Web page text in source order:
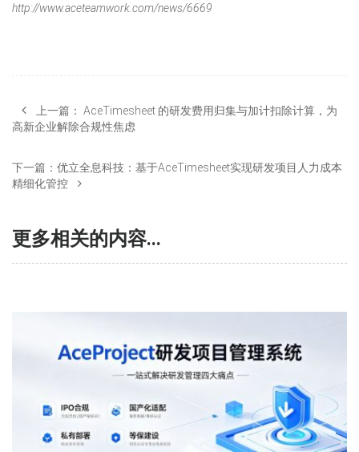
http://www.aceteamwork.com/news/6669
上一篇： AceTimesheet 的研发费用归集与加计扣除计算，为
高新企业解除合规性焦虑
下一篇： 优立全息科技：基于AceTimesheet实现研发项目人力成本
精细化管控
更多相关的内容...